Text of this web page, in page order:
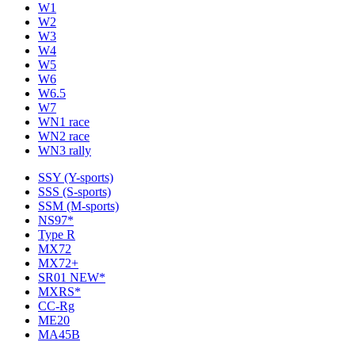
W1
W2
W3
W4
W5
W6
W6.5
W7
WN1 race
WN2 race
WN3 rally
SSY (Y-sports)
SSS (S-sports)
SSM (M-sports)
NS97*
Type R
MX72
MX72+
SR01 NEW*
MXRS*
CC-Rg
ME20
MA45B